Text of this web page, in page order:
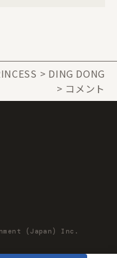
DING DONG
コメント
(Japan) Inc.